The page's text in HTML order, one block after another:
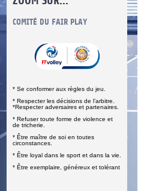
COMITÉ DU FAIR PLAY
* Se conformer aux règles du jeu.
* Respecter les décisions de l’arbitre.
*Respecter adversaires et partenaires.
* Refuser toute forme de violence et
de tricherie.
* Être maître de soi en toutes
circonstances.
* Être loyal dans le sport et dans la vie.
* Être exemplaire, généreux et tolérant